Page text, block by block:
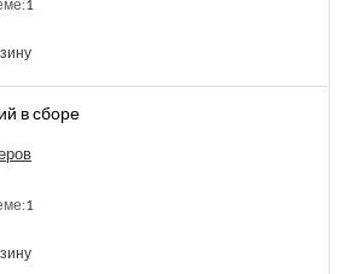
1
в сборе
1